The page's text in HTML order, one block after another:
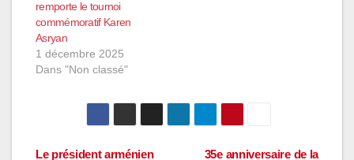
remporte le tournoi
commémoratif Karen
Asryan
1 décembre 2025
Dans "Non classé"
35e anniversaire de la
Le président arménien